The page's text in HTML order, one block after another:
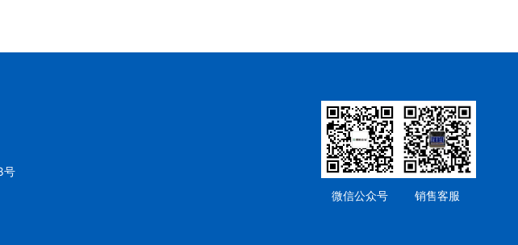
号
微信公众号 销售客服